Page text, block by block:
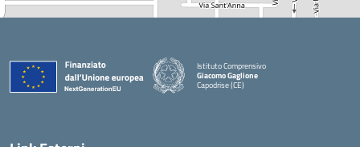
Istituto Comprensivo
Giacomo Gaglione
Capodrise (CE)
— Visita la pagina iniziale della scuola